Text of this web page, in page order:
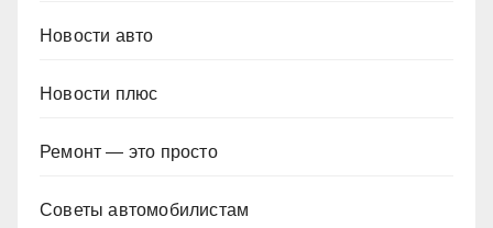
Новости авто
Новости плюс
Ремонт — это просто
Советы автомобилистам